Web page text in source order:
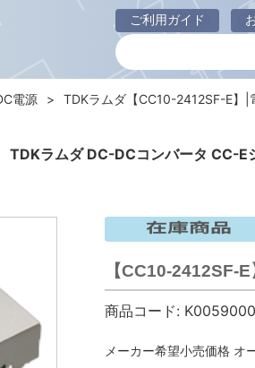
ご利用ガイド
ラムダ DC-DCコンバータ CC-E
電源 TDKラムダ【CC10-2412SF-E】|
【CC10-2412SF-
商品コード:
メーカー希望小売価格 オ